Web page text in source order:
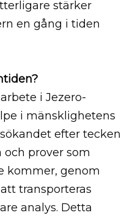
stärker
en gång i tiden
i Jezero-
i mänsklighetens
efter tecken
prover som
kommer, genom
transporteras
analys. Detta